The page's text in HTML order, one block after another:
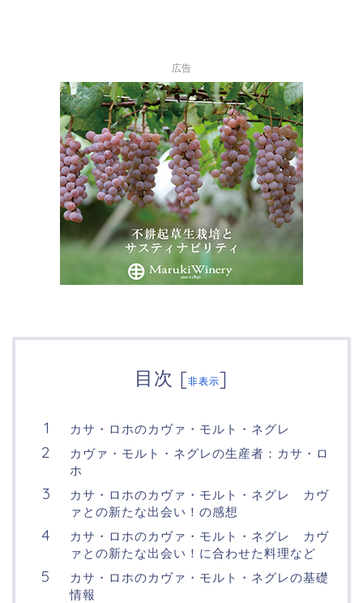
広告
目次 [非表示]
カサ・ロホのカヴァ・モルト・ネグレ
カヴァ・モルト・ネグレの生産者：カサ・ロ
ホ
カサ・ロホのカヴァ・モルト・ネグレ カヴ
ァとの新たな出会い！の感想
カサ・ロホのカヴァ・モルト・ネグレ カヴ
ァとの新たな出会い！に合わせた料理など
カサ・ロホのカヴァ・モルト・ネグレの基礎
情報